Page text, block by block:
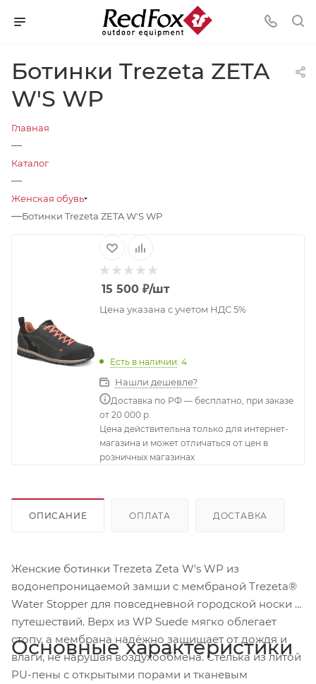
Ботинки Trezeta ZETA
W'S WP
Главная
—
Каталог
—
Женская обувь
—Ботинки Trezeta ZETA W'S WP
15 500 ₽/шт
Цена указана с учетом НДС 5%
Есть в наличии: 4
Нашли дешевле?
Доставка по РФ — бесплатно, при заказе
от 20 000 р.
Цена действительна только для интернет-
магазина и может отличаться от цен в
розничных магазинах
ОПИСАНИЕ ОПЛАТА ДОСТАВКА
Женские ботинки Trezeta Zeta W's WP из
водонепроницаемой замши с мембраной Trezeta®
Water Stopper для повседневной городской носки и
путешествий. Верх из WP Suede мягко облегает
стопу, а мембрана надёжно защищает от дождя и
влаги, не нарушая воздухообмена. Стелька из литой
PU-пены с открытыми порами и тканевым
Основные характеристики